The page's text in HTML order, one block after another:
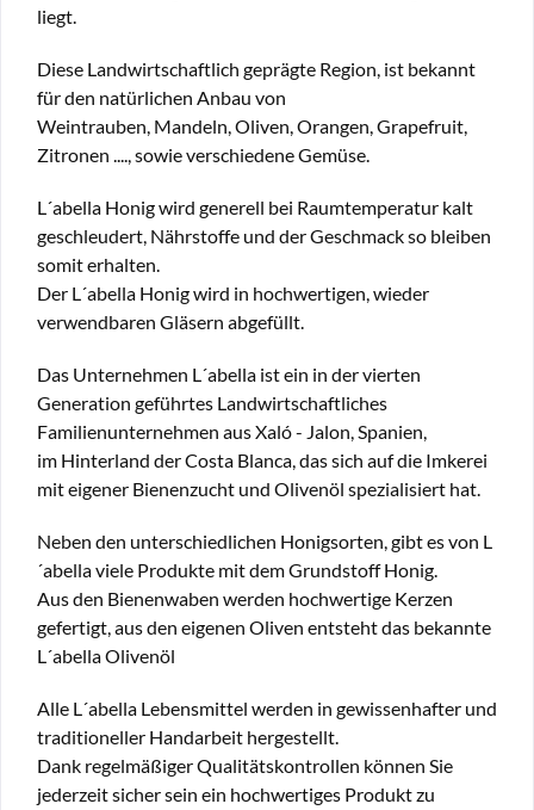
liegt.
Diese Landwirtschaftlich geprägte Region, ist bekannt
für den natürlichen Anbau von
Weintrauben, Mandeln, Oliven, Orangen, Grapefruit,
Zitronen ...., sowie verschiedene Gemüse.
L´abella Honig wird generell bei Raumtemperatur kalt
geschleudert, Nährstoffe und der Geschmack so bleiben
somit erhalten.
Der L´abella Honig wird in hochwertigen, wieder
verwendbaren Gläsern abgefüllt.
Das Unternehmen L´abella ist ein in der vierten
Generation geführtes Landwirtschaftliches
Familienunternehmen aus Xaló - Jalon, Spanien,
im Hinterland der Costa Blanca, das sich auf die Imkerei
mit eigener Bienenzucht und Olivenöl spezialisiert hat.
Neben den unterschiedlichen Honigsorten, gibt es von L
´abella viele Produkte mit dem Grundstoff Honig.
Aus den Bienenwaben werden hochwertige Kerzen
gefertigt, aus den eigenen Oliven entsteht das bekannte
L´abella Olivenöl
Alle L´abella Lebensmittel werden in gewissenhafter und
traditioneller Handarbeit hergestellt.
Dank regelmäßiger Qualitätskontrollen können Sie
jederzeit sicher sein ein hochwertiges Produkt zu